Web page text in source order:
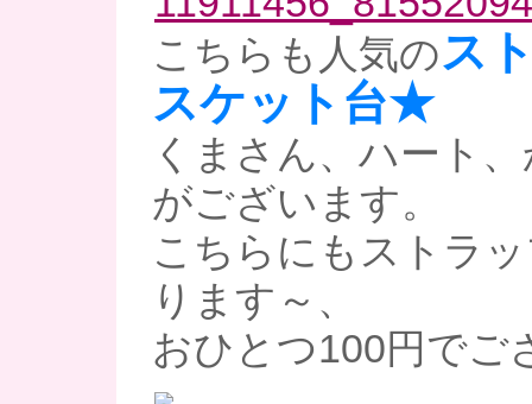
こちらも人気のス
スケット台★
くまさん、ハート
がございます。
こちらにもストラ
ります～、
おひとつ100円でご